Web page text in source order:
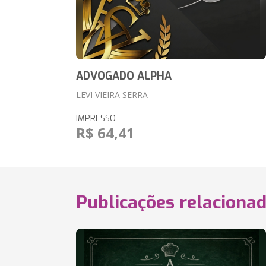
ADVOGADO ALPHA
LEVI VIEIRA SERRA
IMPRESSO
R$ 64,41
Publicações